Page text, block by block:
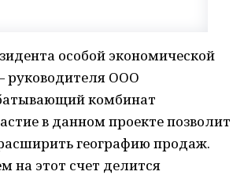
особой экономической
руководителя ООО
комбинат
в данном проекте позволит
географию продаж.
на этот счет делится